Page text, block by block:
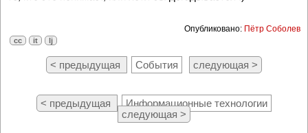
Опубликовано: Пётр Соболев
cc it lj
< предыдущая События следующая >
< предыдущая
Информационные технологии
следующая >